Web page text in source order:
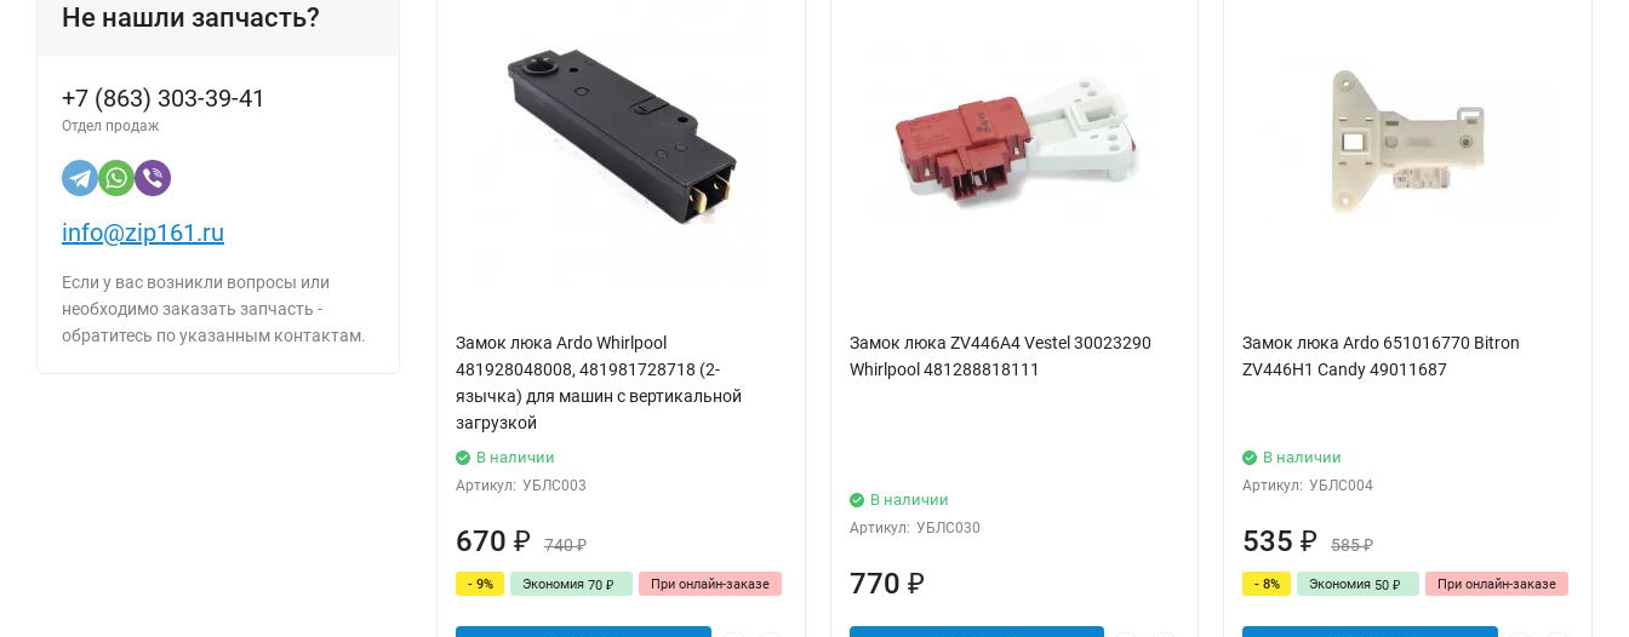
Не нашли запчасть?
+7 (863) 303-39-41
Отдел продаж
info@zip161.ru
Если у вас возникли вопросы или
необходимо заказать запчасть -
обратитесь по указанным контактам.
Замок люка Ardo Whirlpool
481928048008, 481981728718 (2-
язычка) для машин с вертикальной
загрузкой
В наличии
Артикул: УБЛС003
670 ₽ 740₽
- 9% Экономия 70 ₽ При онлайн-заказе
Замок люка ZV446A4 Vestel 30023290
Whirlpool 481288818111
В наличии
Артикул: УБЛС030
770 ₽
Замок люка Ardо 651016770 Bitron
ZV446H1 Candy 49011687
В наличии
Артикул: УБЛС004
535₽ 585₽
- 8% Экономия 50₽ При онлайн-заказе